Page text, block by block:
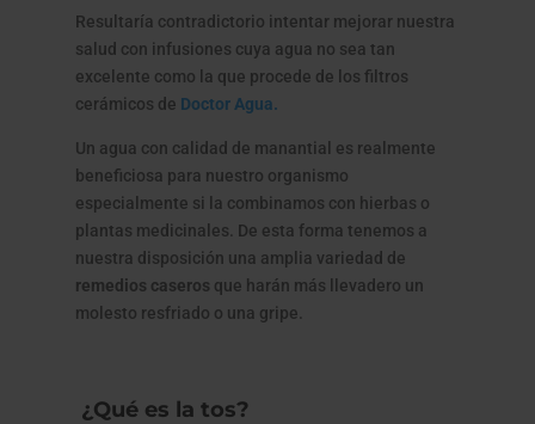
Resultaría contradictorio intentar mejorar nuestra
salud con infusiones cuya agua no sea tan
excelente como la que procede de los filtros
cerámicos de Doctor Agua.
Un agua con calidad de manantial es realmente
beneficiosa para nuestro organismo
especialmente si la combinamos con hierbas o
plantas medicinales. De esta forma tenemos a
nuestra disposición una amplia variedad de
remedios caseros que harán más llevadero un
molesto resfriado o una gripe.
¿Qué es la tos?